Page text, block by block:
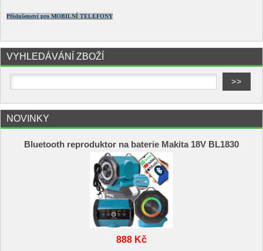
Příslušenství pro MOBILNÍ TELEFONY
VYHLEDÁVÁNÍ ZBOŽÍ
NOVINKY
Bluetooth reproduktor na baterie Makita 18V BL1830
888 Kč